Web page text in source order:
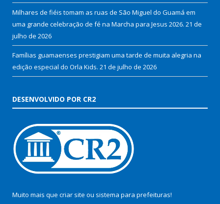
Milhares de fiéis tomam as ruas de São Miguel do Guamá em
uma grande celebração de fé na Marcha para Jesus 2026. 21 de
julho de 2026
Famílias guamaenses prestigiam uma tarde de muita alegria na
edição especial do Orla Kids. 21 de julho de 2026
DESENVOLVIDO POR CR2
Muito mais que criar site ou sistema para prefeituras!